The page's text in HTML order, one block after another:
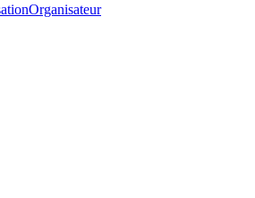
Organisateur